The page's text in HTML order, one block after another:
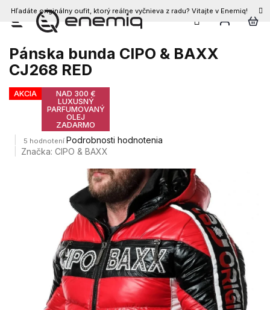
Prejsť
obsah
Hľadáte originálny oufit, ktorý reálne vyčnieva z radu? Vitajte v Enemiq!
Pánska bunda CIPO & BAXX
CJ268 RED
AKCIA
NAD 300 €
LUXUSNÝ
PARFUMOVANÝ
OLEJ
ZADARMO
Priemerné
hodnotenie
5 hodnotení Podrobnosti hodnotenia
Značka:CIPO & BAXX